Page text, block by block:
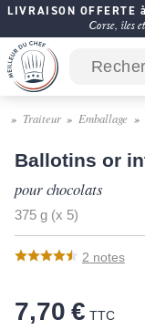
LIVRAISON
Corse, îles
Traiteur Emballage
Ballotins or
pour chocolats
375 g (x 5)
2 notes
7,70 € TTC